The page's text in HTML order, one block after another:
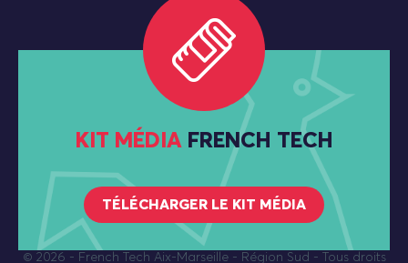
KIT MÉDIA FRENCH TECH
TÉLÉCHARGER LE KIT MÉDIA
© 2026 - French Tech Aix-Marseille - Région Sud - Tous droits